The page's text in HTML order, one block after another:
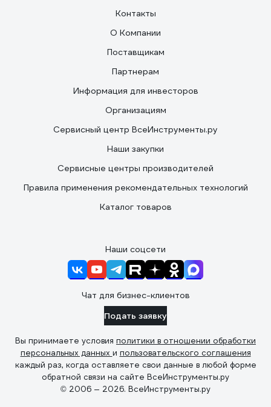
Контакты
О Компании
Поставщикам
Партнерам
Информация для инвесторов
Организациям
Сервисный центр ВсеИнструменты.ру
Наши закупки
Сервисные центры производителей
Правила применения рекомендательных технологий
Каталог товаров
Наши соцсети
Чат для бизнес-клиентов
Подать заявку
Вы принимаете условия политики в отношении обработки
персональных данных и пользовательского соглашения
каждый раз, когда оставляете свои данные в любой форме
обратной связи на сайте ВсеИнструменты.ру
© 2006 — 2026. ВсеИнструменты.ру